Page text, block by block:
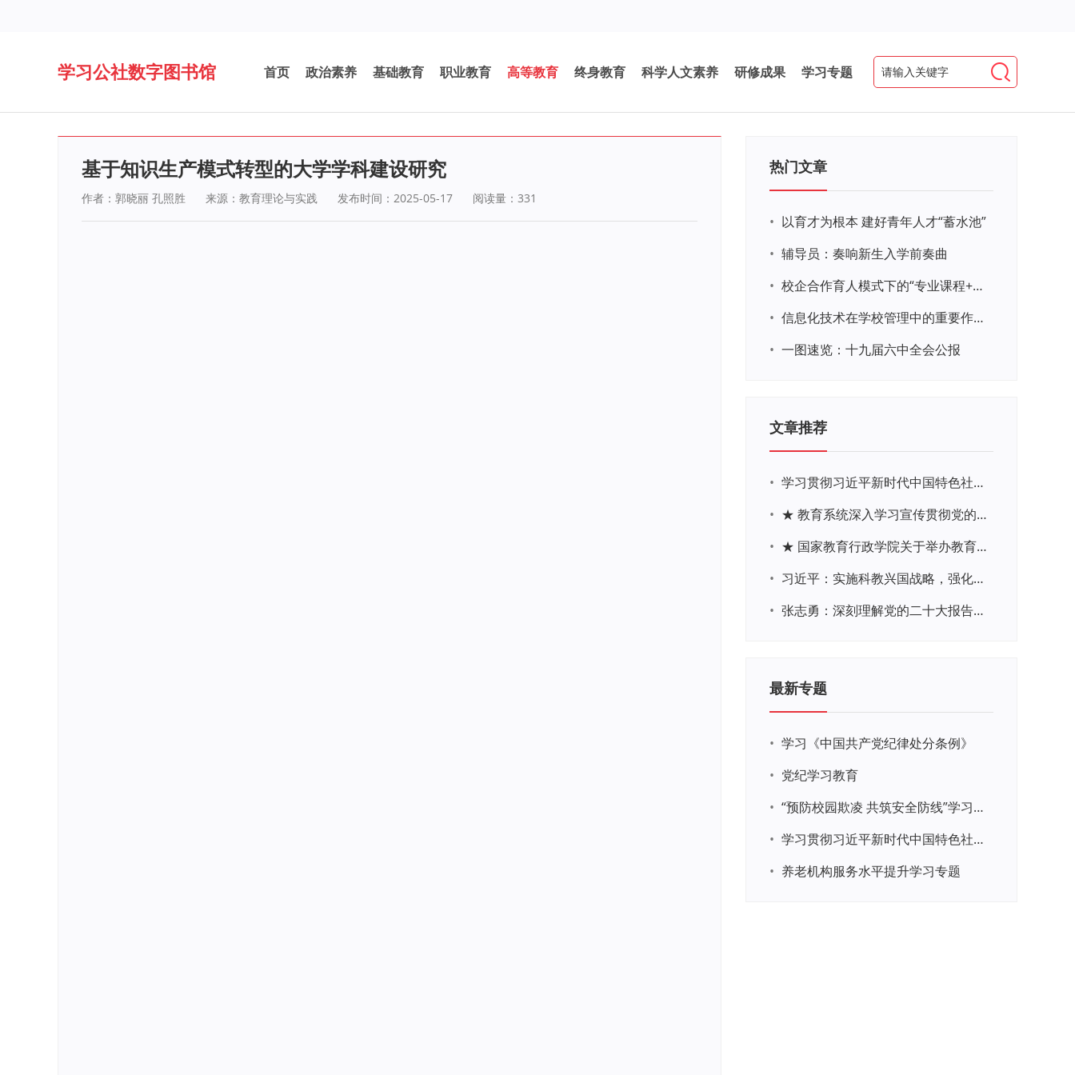
学习公社数字图书馆 首页 政治素养 基础教育 职业教育 高等教育 终身教育 科学人文素养 研修成果 学习专题
基于知识生产模式转型的大学学科建设研究
作者：郭晓丽 孔照胜 来源：教育理论与实践 发布时间：2025-05-17 阅读量： 331
热门文章
• 以育才为根本 建好青年人才“蓄水池”
• 辅导员：奏响新生入学前奏曲
•
校企合作育人模式下的“专业课程+思政教育+党建活动”交叉融合的课程思政教学探索与实践
•
信息化技术在学校管理中的重要作用 ——以贵州省威宁民族中学和校园使用等为例
• 一图速览：十九届六中全会公报
文章推荐
•
学习贯彻习近平新时代中国特色社会主义思想主题教育网络培训
•
★ 教育系统深入学习宣传贯彻党的二十大精神学习专题
•
★ 国家教育行政学院关于举办教育系统深入学习宣传贯彻党的二十大精神专题网络培训的通知
•
习近平：实施科教兴国战略，强化现代化建设人才支撑
•
张志勇：深刻理解党的二十大报告关于教育的新思想、新战略、新要求
最新专题
• 学习《中国共产党纪律处分条例》
• 党纪学习教育
•
“预防校园欺凌 共筑安全防线”学习专题
•
学习贯彻习近平新时代中国特色社会主义思想主题教育
• 养老机构服务水平提升学习专题